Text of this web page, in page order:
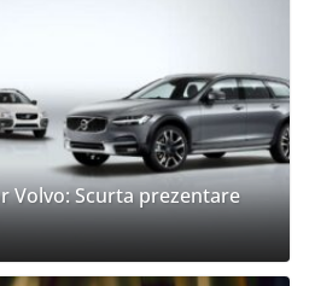
Scurta prezentare